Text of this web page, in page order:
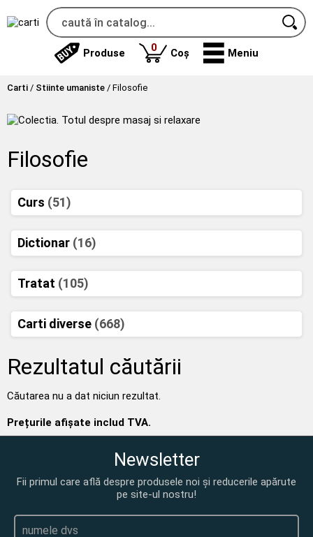
Produse 0produse
Coș Meniu
Carti / Stiinte umaniste / Filosofie
Filosofie
Curs (51)
Dictionar (16)
Tratat (105)
Carti diverse (668)
Rezultatul căutării
Căutarea nu a dat niciun rezultat.
Prețurile afișate includ TVA.
Newsletter
Fii primul care află despre produsele noi și reducerile apărute
pe site-ul nostru!